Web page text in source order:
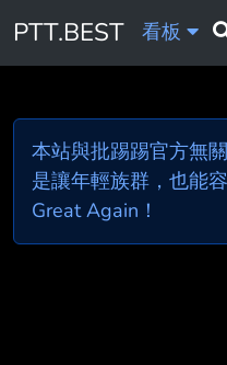
PTT.BEST 看板
本站與批踢踢官方無
是讓年輕族群，也能
Great Again！